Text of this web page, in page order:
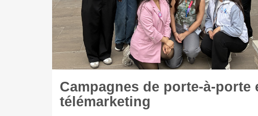
Campagnes de porte-à-porte
télémarketing